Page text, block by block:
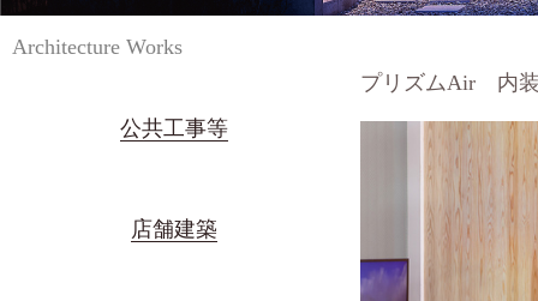
プリズムAir 内
Architecture Works
公共工事等
店舗建築